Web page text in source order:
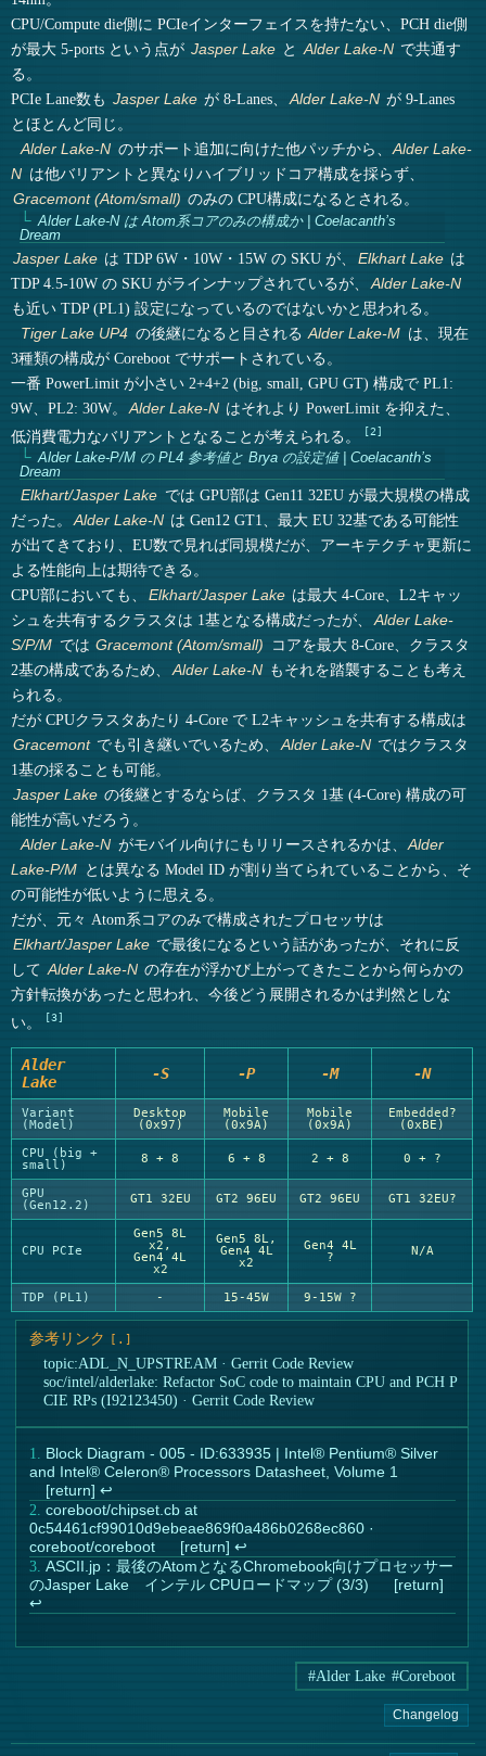
CPU/Compute die側に PCIeインターフェイスを持たない、PCH die側
が最大 5-ports という点が Jasper Lake と Alder Lake-N で共通す
る。
PCIe Lane数も Jasper Lake が 8-Lanes、 Alder Lake-N が 9-Lanes
とほとんど同じ。
Alder Lake-N のサポート追加に向けた他パッチから、
Alder Lake-
N は他バリアントと異なりハイブリッドコア構成を採らず、
Gracemont (Atom/small) のみの CPU構成になるとされる。
Alder Lake-N は Atom系コアのみの構成か | Coelacanth’s
Dream
Jasper Lake は TDP 6W・10W・15W の SKU が、 Elkhart Lake は
TDP 4.5-10W の SKU がラインナップされているが、
Alder Lake-N
も近い TDP (PL1) 設定になっているのではないかと思われる。
Tiger Lake UP4 の後継になると目される Alder Lake-M は、現在
3種類の構成が Coreboot でサポートされている。
一番 PowerLimit が小さい 2+4+2 (big, small, GPU GT) 構成で PL1:
9W、PL2: 30W。
Alder Lake-N はそれより PowerLimit を抑えた、
低消費電力なバリアントとなることが考えられる。
2
Alder Lake-P/M の PL4 参考値と Brya の設定値 | Coelacanth’s
Dream
Elkhart/Jasper Lake では GPU部は Gen11 32EU が最大規模の構成
だった。
Alder Lake-N は Gen12 GT1、最大 EU 32基である可能性
が出てきており、EU数で見れば同規模だが、アーキテクチャ更新に
よる性能向上は期待できる。
CPU部においても、
Elkhart/Jasper Lake は最大 4-Core、L2キャッ
シュを共有するクラスタは 1基となる構成だったが、
Alder Lake-
S/P/M では Gracemont (Atom/small)
コアを最大 8-Core、クラスタ
2基の構成であるため、
Alder Lake-N もそれを踏襲することも考え
られる。
だが CPUクラスタあたり 4-Core で L2キャッシュを共有する構成は
Gracemont でも引き継いでいるため、 Alder Lake-N ではクラスタ
1基の採ることも可能。
Jasper Lake の後継とするならば、クラスタ 1基 (4-Core) 構成の可
能性が高いだろう。
Alder Lake-N がモバイル向けにもリリースされるかは、
Alder
Lake-P/M とは異なる Model ID が割り当てられていることから、そ
の可能性が低いように思える。
だが、元々 Atom系コアのみで構成されたプロセッサは
Elkhart/Jasper Lake で最後になるという話があったが、それに反
して Alder Lake-N の存在が浮かび上がってきたことから何らかの
方針転換があったと思われ、今後どう展開されるかは判然としな
い。
3
Alder
Lake
-S -P -M -N
Variant
(Model)
Desktop
(0x97)
Mobile
(0x9A)
Mobile
(0x9A)
Embedded?
(0xBE)
CPU (big +
small)
8 + 8 6 + 8 2 + 8 0 + ?
GPU
(Gen12.2)
GT1 32EU GT2 96EU GT2 96EU GT1 32EU?
CPU PCIe
Gen5 8L
x2,
Gen4 4L
x2
Gen5 8L,
Gen4 4L
x2
Gen4 4L
?
N/A
TDP (PL1) - 15-45W 9-15W ?
参考リンク
topic:ADL_N_UPSTREAM · Gerrit Code Review
soc/intel/alderlake: Refactor SoC code to maintain CPU and PCH P
CIE RPs (I92123450) · Gerrit Code Review
Block Diagram - 005 - ID:633935 | Intel® Pentium® Silver
and Intel® Celeron® Processors Datasheet, Volume 1
↩︎
coreboot/chipset.cb at
0c54461cf99010d9ebeae869f0a486b0268ec860 ·
coreboot/coreboot
↩︎
ASCII.jp：最後のAtomとなるChromebook向けプロセッサー
のJasper Lake インテル CPUロードマップ (3/3)
↩︎
#Alder Lake #Coreboot
Changelog